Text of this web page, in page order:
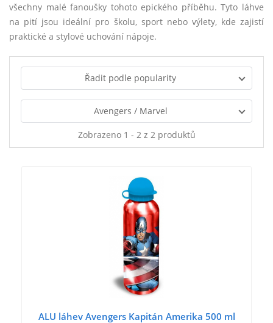
všechny malé fanoušky tohoto epického příběhu. Tyto láhve
na pití jsou ideální pro školu, sport nebo výlety, kde zajistí
praktické a stylové uchování nápoje.
Řadit podle popularity
Avengers / Marvel
Zobrazeno 1 - 2 z 2 produktů
ALU láhev Avengers Kapitán Amerika 500 ml